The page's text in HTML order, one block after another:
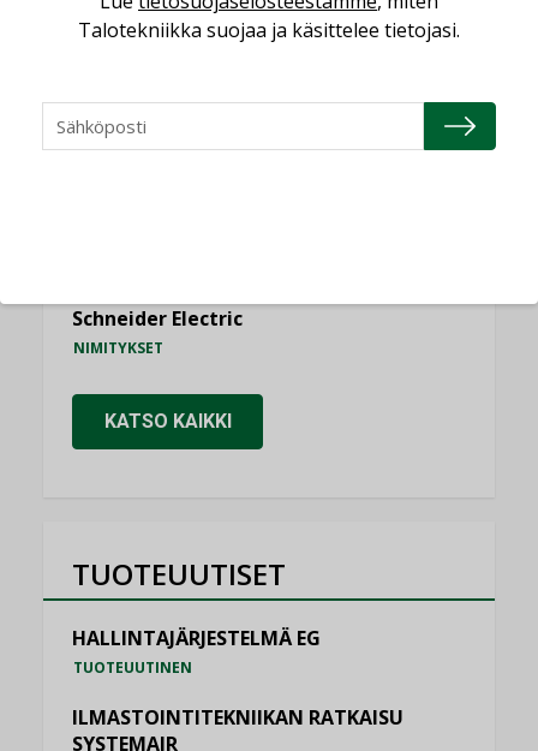
NIMITYKSET
NIMITYKSET
Schneider Electric
NIMITYKSET
KATSO KAIKKI
TUOTEUUTISET
HALLINTAJÄRJESTELMÄ EG
TUOTEUUTINEN
ILMASTOINTITEKNIIKAN RATKAISU
SYSTEMAIR
Talotekniikka suojaa ja käsittelee tietojasi.